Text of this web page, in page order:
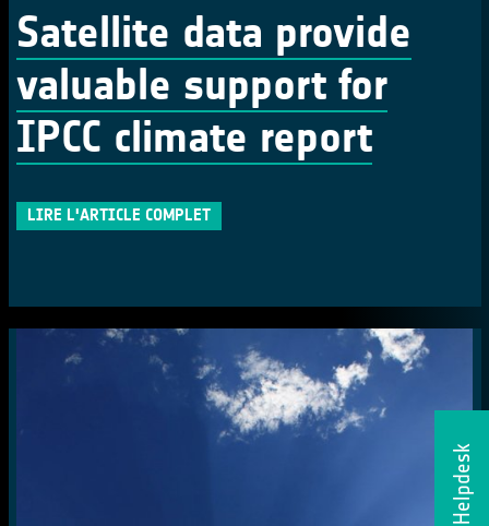
Helpdesk
Satellite data provide
valuable support for
IPCC climate report
LIRE L'ARTICLE COMPLET